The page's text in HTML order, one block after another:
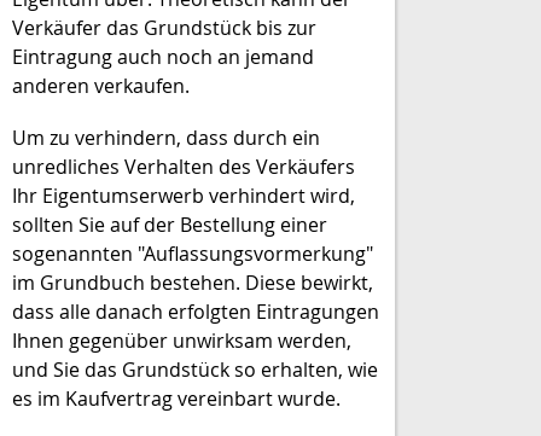
Verkäufer das Grundstück bis zur
Eintragung auch noch an jemand
anderen verkaufen.
Um zu verhindern, dass durch ein
unredliches Verhalten des Verkäufers
Ihr Eigentumserwerb verhindert wird,
sollten Sie auf der Bestellung einer
sogenannten "Auflassungsvormerkung"
im Grundbuch bestehen. Diese bewirkt,
dass alle danach erfolgten Eintragungen
Ihnen gegenüber unwirksam werden,
und Sie das Grundstück so erhalten, wie
es im Kaufvertrag vereinbart wurde.